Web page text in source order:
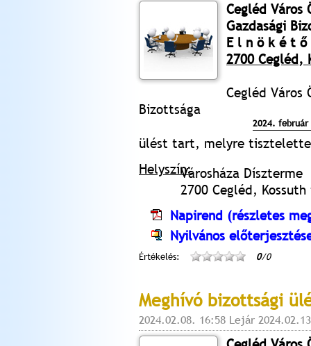
Cegléd Város
Gazdasági
E l n ö k é t ő
2700 Cegléd,
Cegléd Város
Bizottsága
2024.
ülést tart, melyre
Helyszín:Városháza Díszterme
2700 Cegléd,
Napirend (részletes
Nyilvános
Értékelés: 0/0
Meghívó bizottsági
2024.02.08. 16:58 Lejár